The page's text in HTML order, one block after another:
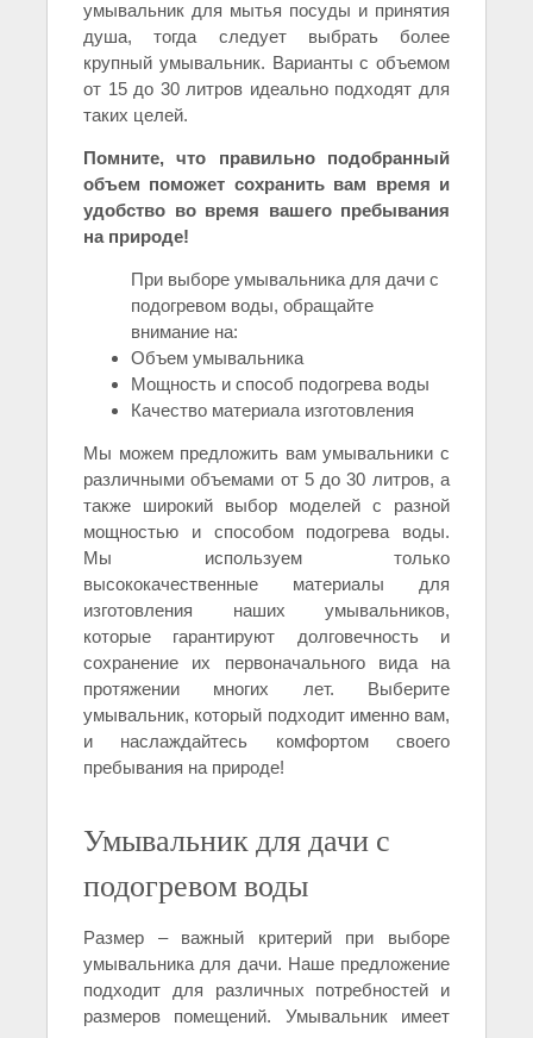
умывальник для мытья посуды и принятия
душа, тогда следует выбрать более
крупный умывальник. Варианты с объемом
от 15 до 30 литров идеально подходят для
таких целей.
Помните, что правильно подобранный
объем поможет сохранить вам время и
удобство во время вашего пребывания
на природе!
При выборе умывальника для дачи с
подогревом воды, обращайте
внимание на:
Объем умывальника
Мощность и способ подогрева воды
Качество материала изготовления
Мы можем предложить вам умывальники с
различными объемами от 5 до 30 литров, а
также широкий выбор моделей с разной
мощностью и способом подогрева воды.
Мы используем только
высококачественные материалы для
изготовления наших умывальников,
которые гарантируют долговечность и
сохранение их первоначального вида на
протяжении многих лет. Выберите
умывальник, который подходит именно вам,
и наслаждайтесь комфортом своего
пребывания на природе!
Умывальник для дачи с
подогревом воды
Размер – важный критерий при выборе
умывальника для дачи. Наше предложение
подходит для различных потребностей и
размеров помещений. Умывальник имеет